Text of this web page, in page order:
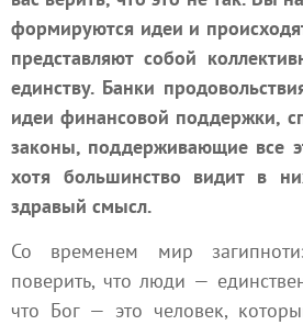
формируются идеи и
представляют собой
единству. Банки
идеи финансовой поддержки,
законы, поддерживающие все
хотя большинство видит в
здравый смысл.
Со временем мир
поверить, что люди —
что Бог — это человек,